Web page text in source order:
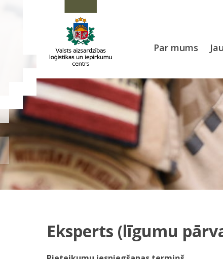
Par mums
Eksperts (līgumu